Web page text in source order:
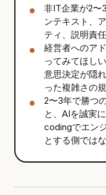
非IT企業が2〜
ンテキスト、
ティ、説明責
経営者へのア
ってみてほし
意思決定が隠
った複雑さの
2〜3年で勝つ
と、AIを誠実
codingでエン
とする側ではな